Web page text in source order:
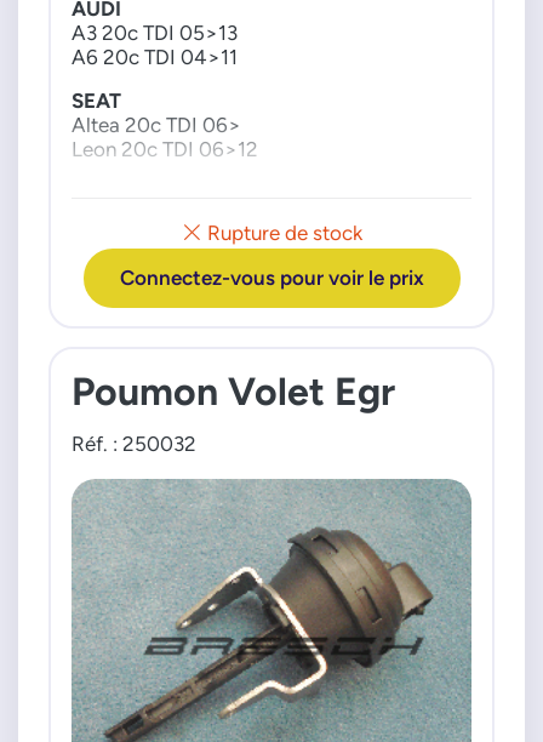
Rupture de stock
Connectez-vous pour voir le prix
AUDI
A3 20c TDI 05>13
A6 20c TDI 04>11
SEAT
Altea 20c TDI 06>
Leon 20c TDI 06>12
Jetta 3 20c TDI 06>10
Passat 20c TDI 05>10
Touran 20c TDI 05>10
Poumon Volet Egr
Réf. : 250032